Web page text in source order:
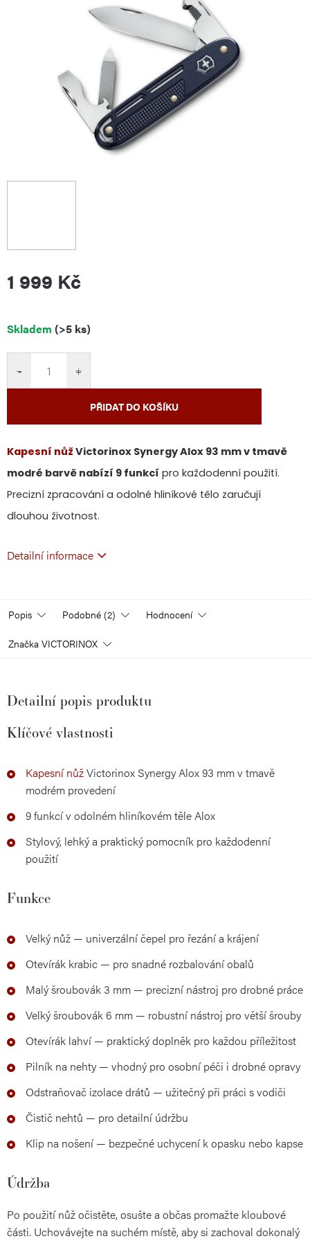
1 999 Kč
Měrná
Skladem (>5 ks)
+
−
PŘIDAT DO KOŠÍKU
Kapesní nůž Victorinox Synergy Alox 93 mm v tmavě
modré barvě nabízí 9 funkcí pro každodenní použití.
Precizní zpracování a odolné hliníkové tělo zaručují
dlouhou životnost.
Detailní informace
Popis Podobné (2) Hodnocení
Značka VICTORINOX
Detailní popis produktu
Klíčové vlastnosti
Kapesní nůžVictorinox Synergy Alox 93 mm v tmavě
modrém provedení
9 funkcí v odolném hliníkovém těle Alox
Stylový, lehký a praktický pomocník pro každodenní
použití
Funkce
Velký nůž — univerzální čepel pro řezání a krájení
Otevírák krabic — pro snadné rozbalování obalů
Malý šroubovák 3 mm — precizní nástroj pro drobné práce
Velký šroubovák 6 mm — robustní nástroj pro větší šrouby
Otevírák lahví — praktický doplněk pro každou příležitost
Pilník na nehty — vhodný pro osobní péči i drobné opravy
Odstraňovač izolace drátů — užitečný při práci s vodiči
Čistič nehtů — pro detailní údržbu
Klip na nošení — bezpečné uchycení k opasku nebo kapse
Údržba
Po použití nůž očistěte, osušte a občas promažte kloubové
části. Uchovávejte na suchém místě, aby si zachoval dokonalý